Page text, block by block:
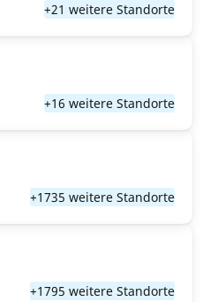
+21 weitere Standorte
+16 weitere Standorte
+1735 weitere Standorte
+1795 weitere Standorte